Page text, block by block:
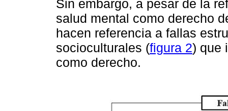
Sin embargo, a pesar de la
salud mental como derecho
hacen referencia a fallas
socioculturales (figura 2) que
como derecho.